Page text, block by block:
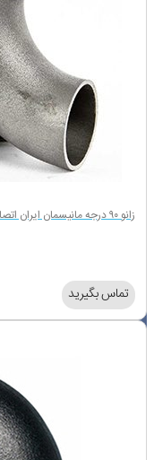
زانو ۹۰ درجه مانیسمان ایران اتصال
تماس بگیرید